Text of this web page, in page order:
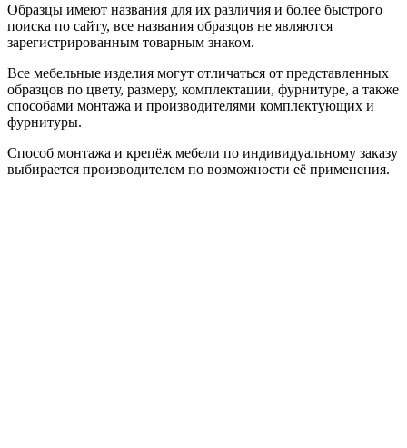
Образцы имеют названия для их различия и более быстрого
поиска по сайту, все названия образцов не являются
зарегистрированным товарным знаком.
Все мебельные изделия могут отличаться от представленных
образцов по цвету, размеру, комплектации, фурнитуре, а также
способами монтажа и производителями комплектующих и
фурнитуры.
Способ монтажа и крепёж мебели по индивидуальному заказу
выбирается производителем по возможности её применения.